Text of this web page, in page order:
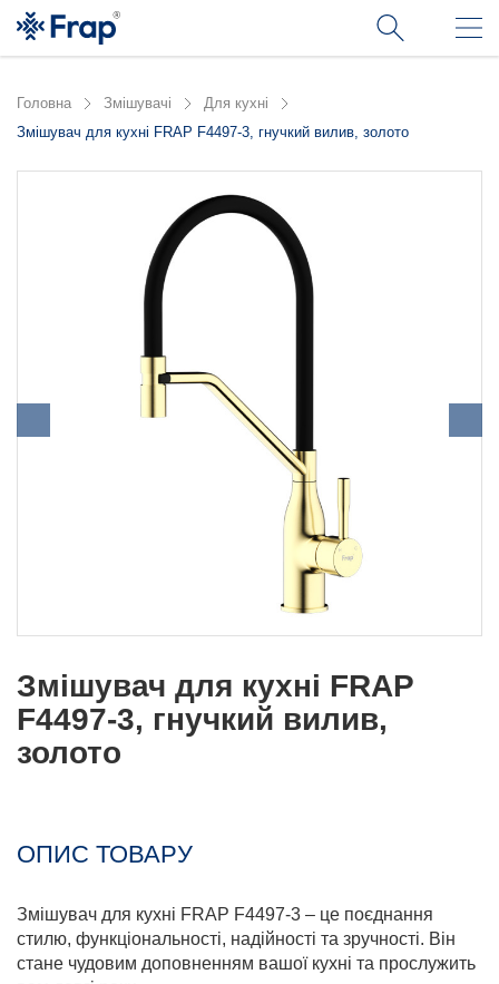
Головна Змішувачі
Для кухні
Змішувач для кухні FRAP F4497-3, гнучкий вилив, золото
Змішувач для кухні FRAP
F4497-3, гнучкий вилив,
золото
ОПИС ТОВАРУ
Змішувач для кухні FRAP F4497-3 – це поєднання
стилю, функціональності, надійності та зручності. Він
стане чудовим доповненням вашої кухні та прослужить